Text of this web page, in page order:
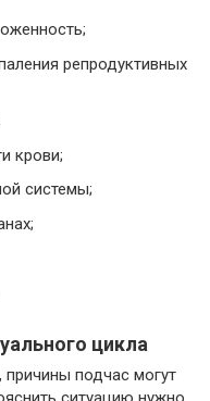
репродуктивных
крови;
системы;
цикла
подчас могут